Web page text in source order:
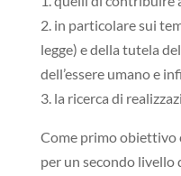
2. in particolare sui
legge) e della tutela
dell’essere umano e
3. la ricerca di
Come primo obiettivo
per un secondo livello